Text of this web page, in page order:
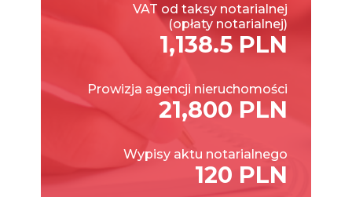
VAT od taksy notarialnej
(opłaty notarialnej)
1,138.5 PLN
Prowizja agencji nieruchomości
21,800 PLN
Wypisy aktu notarialnego
120 PLN